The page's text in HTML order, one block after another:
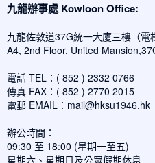
九龍辦事處 Kowloon Office:
九龍佐敦道37G統一大廈三樓（電
A4, 2nd Floor, United
電話 TEL：( 852 ) 2332 0766
傳真 FAX：( 852 ) 2770 2015
電郵 EMAIL： mail@hksu1946.hk
辦公時間：
09:30 至 18:00 (星期一至五)
星期六、星期日及公眾假期休息